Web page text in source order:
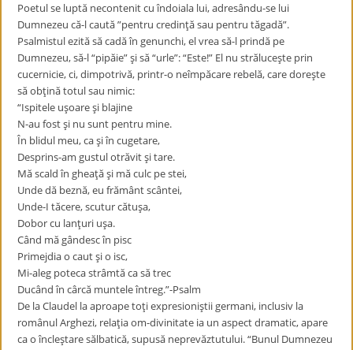
Poetul se luptă necontenit cu îndoiala lui, adresându-se lui
Dumnezeu că-l caută ”pentru credinţă sau pentru tăgadă”.
Psalmistul ezită să cadă în genunchi, el vrea să-l prindă pe
Dumnezeu, să-l “pipăie” şi să “urle”: “Este!” El nu străluceşte prin
cucernicie, ci, dimpotrivă, printr-o neîmpăcare rebelă, care doreşte
să obţină totul sau nimic:
“Ispitele uşoare şi blajine
N-au fost şi nu sunt pentru mine.
În blidul meu, ca şi în cugetare,
Desprins-am gustul otrăvit şi tare.
Mă scald în gheaţă şi mă culc pe stei,
Unde dă beznă, eu frământ scântei,
Unde-I tăcere, scutur cătuşa,
Dobor cu lanţuri uşa.
Când mă gândesc în pisc
Primejdia o caut şi o isc,
Mi-aleg poteca strâmtă ca să trec
Ducând în cârcă muntele întreg.”-Psalm
De la Claudel la aproape toţi expresioniştii germani, inclusiv la
românul Arghezi, relaţia om-divinitate ia un aspect dramatic, apare
ca o încleştare sălbatică, supusă neprevăztutului. “Bunul Dumnezeu